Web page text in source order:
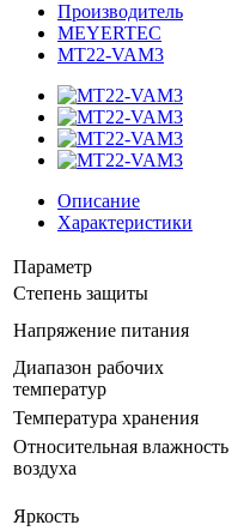
Производитель
MEYERTEC
MT22-VAM3
Описание
Характеристики
Параметр
Степень защиты
Напряжение питания
Диапазон рабочих
температур
Температура хранения
Относительная влажность
воздуха
Яркость